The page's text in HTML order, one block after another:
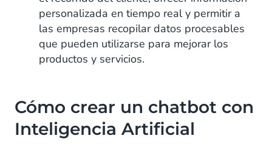
personalizada en tiempo real y permitir a
las empresas recopilar datos procesables
que pueden utilizarse para mejorar los
productos y servicios.
Cómo crear un chatbot con
Inteligencia Artificial